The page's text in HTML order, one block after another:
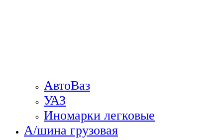
АвтоВаз
УАЗ
Иномарки легковые
А/шина грузовая